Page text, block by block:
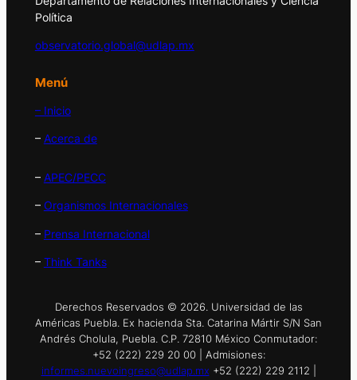
Política
observatorio.global@udlap.mx
Menú
– Inicio
– Acerca de
– APEC/PECC
– Organismos Internacionales
– Prensa Internacional
– Think Tanks
Derechos Reservados © 2026. Universidad de las
Américas Puebla. Ex hacienda Sta. Catarina Mártir S/N San
Andrés Cholula, Puebla. C.P. 72810 México Conmutador:
+52 (222) 229 20 00 | Admisiones:
informes.nuevoingreso@udlap.mx +52 (222) 229 2112 |